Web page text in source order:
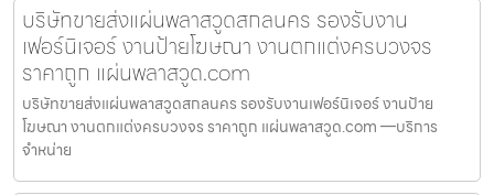
บริษัทขายส่งแผ่นพลาสวูดสกลนคร รองรับงาน
เฟอร์นิเจอร์ งานป้ายโฆษณา งานตกแต่งครบวงจร
ราคาถูก แผ่นพลาสวูด.com
บริษัทขายส่งแผ่นพลาสวูดสกลนคร รองรับงานเฟอร์นิเจอร์ งานป้าย
โฆษณา งานตกแต่งครบวงจร ราคาถูก แผ่นพลาสวูด.com —บริการ
จำหน่าย